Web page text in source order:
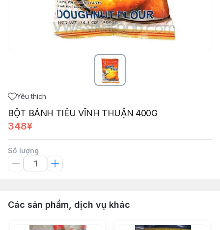
Yêu thích
BỘT BÁNH TIÊU VĨNH THUẬN 400G
348¥
Số lượng
Các sản phẩm, dịch vụ khác